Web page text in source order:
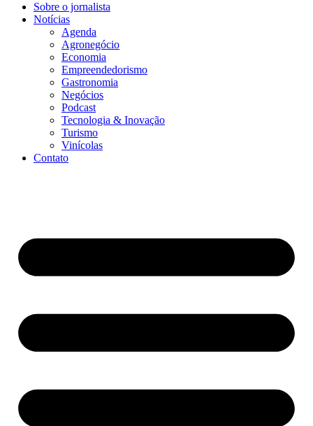
Sobre o jornalista
Notícias
Agenda
Agronegócio
Economia
Empreendedorismo
Gastronomia
Negócios
Podcast
Tecnologia & Inovação
Turismo
Vinícolas
Contato